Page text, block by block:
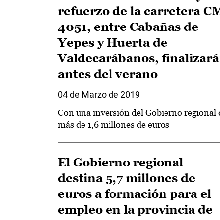
refuerzo de la carretera
4051, entre Cabañas de
Yepes y Huerta de
Valdecarábanos,
antes del verano
04 de Marzo de 2019
Con una inversión del Gobierno regional
más de 1,6 millones de euros
El Gobierno regional
destina 5,7 millones de
euros a formación para el
empleo en la provincia de